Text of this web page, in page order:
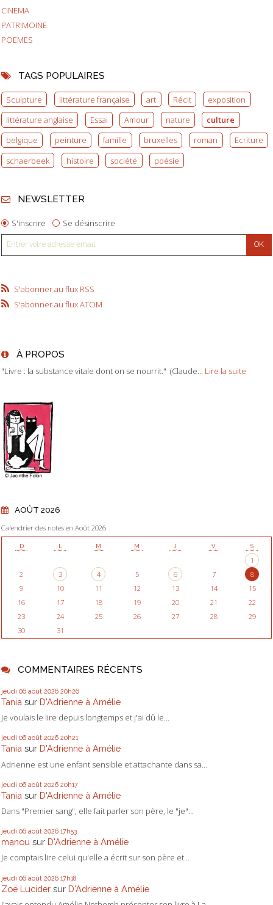
CINEMA
PATRIMOINE
POEMES
TAGS POPULAIRES
Sculpture littérature française art Récit
exposition
littérature anglaise
Essai Amour nature
culture
belgique
peinture famille bruxelles roman
Ecriture
schaerbeek
histoire société poésie
NEWSLETTER
S'inscrire Se désinscrire
S'abonner au flux RSS
S'abonner au flux ATOM
À PROPOS
"Livre : la substance vitale dont on se nourrit." (Claude... Lire la suite
AOÛT 2026
Calendrier des notes en Août 2026
D L M M J V S
1
2
3 4 5 6 7
8
9
10 11 12 13 14
15
16
17 18 19 20 21
22
23
24 25 26 27 28
29
30
31
COMMENTAIRES RÉCENTS
jeudi 06 août 2026 20h26
Tania sur D'Adrienne à Amélie
Je voulais le lire depuis longtemps et j'ai dû le...
jeudi 06 août 2026 20h21
Tania sur D'Adrienne à Amélie
Adrienne est une enfant sensible et attachante dans sa...
jeudi 06 août 2026 20h17
Tania sur D'Adrienne à Amélie
Dans "Premier sang", elle fait parler son père, le "je"...
jeudi 06 août 2026 17h53
manou sur D'Adrienne à Amélie
Je comptais lire celui qu'elle a écrit sur son père et...
jeudi 06 août 2026 17h18
Zoë Lucider sur D'Adrienne à Amélie